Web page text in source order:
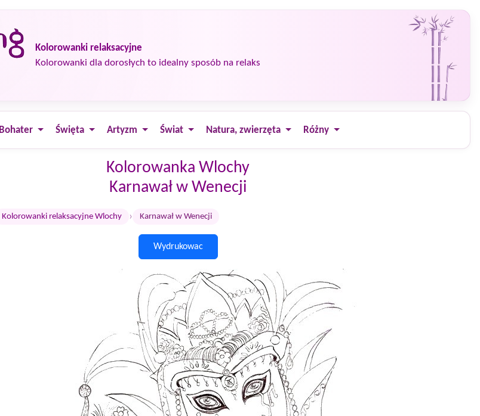
Kolorowanki relaksacyjne
Kolorowanki dla dorosłych to idealny sposób na relaks
Bohater Święta Artyzm Świat Natura, zwierzęta Różny
Kolorowanka Wlochy
Karnawał w Wenecji
Kolorowanki relaksacyjne Wlochy › Karnawał w Wenecji
Wydrukowac